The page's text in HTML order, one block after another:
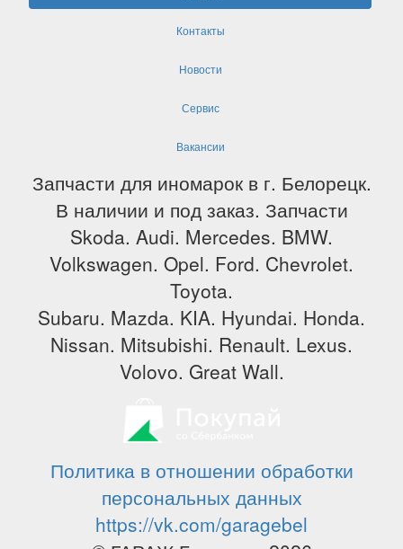
Контакты
Новости
Сервис
Вакансии
Запчасти для иномарок в г. Белорецк.
В наличии и под заказ. Запчасти
Skoda. Audi. Mercedes. BMW.
Volkswagen. Opel. Ford. Chevrolet.
Toyota.
Subaru. Mazda. KIA. Hyundai. Honda.
Nissan. Mitsubishi. Renault. Lexus.
Volovo. Great Wall.
Политика в отношении обработки
персональных данных
https://vk.com/garagebel